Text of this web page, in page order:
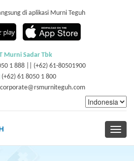
di aplikasi Murni Teguh
Murni Sadar Tbk
1 888 || (+62) 61-80501900
(+62) 61 8050 1 800
Toggle